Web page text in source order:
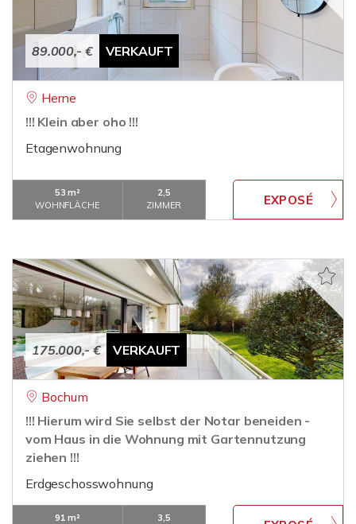
89.000,- € VERKAUFT
Herne
!!! Klein aber oho !!!
Etagenwohnung
53 m²
WOHNFLÄCHE
2,5
ZIMMER
175.000,- € VERKAUFT
Bochum
!!! Hierum wird Sie selbst der Notar beneiden -
vom Haus in die Wohnung mit Gartennutzung
ziehen !!!
Erdgeschosswohnung
91 m²
3,5